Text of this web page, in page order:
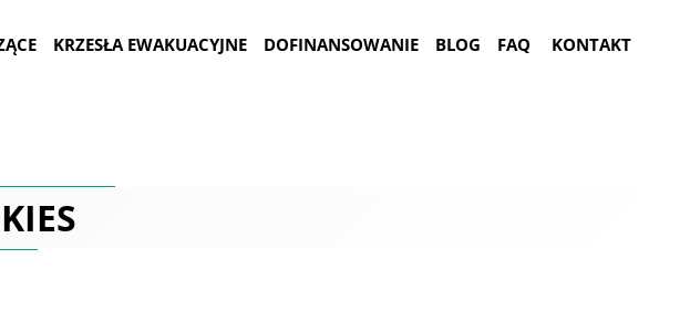
KRZESŁA EWAKUACYJNE DOFINANSOWANIE BLOG FAQ KONTAKT